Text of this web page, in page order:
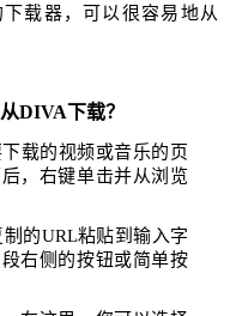
载器，可以很容易地从
DIVA下载？
载的视频或音乐的页
，右键单击并从浏览
制的URL粘贴到输入字
右侧的按钮或简单按